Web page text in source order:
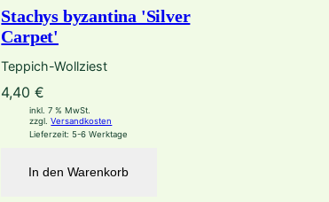
Stachys byzantina 'Silver
Carpet'
Teppich-Wollziest
4,40€
inkl. 7 % MwSt.
zzgl.Versandkosten
Lieferzeit:5-6 Werktage
In den Warenkorb